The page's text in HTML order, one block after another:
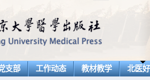
支部 工作动态 教材教学 北医